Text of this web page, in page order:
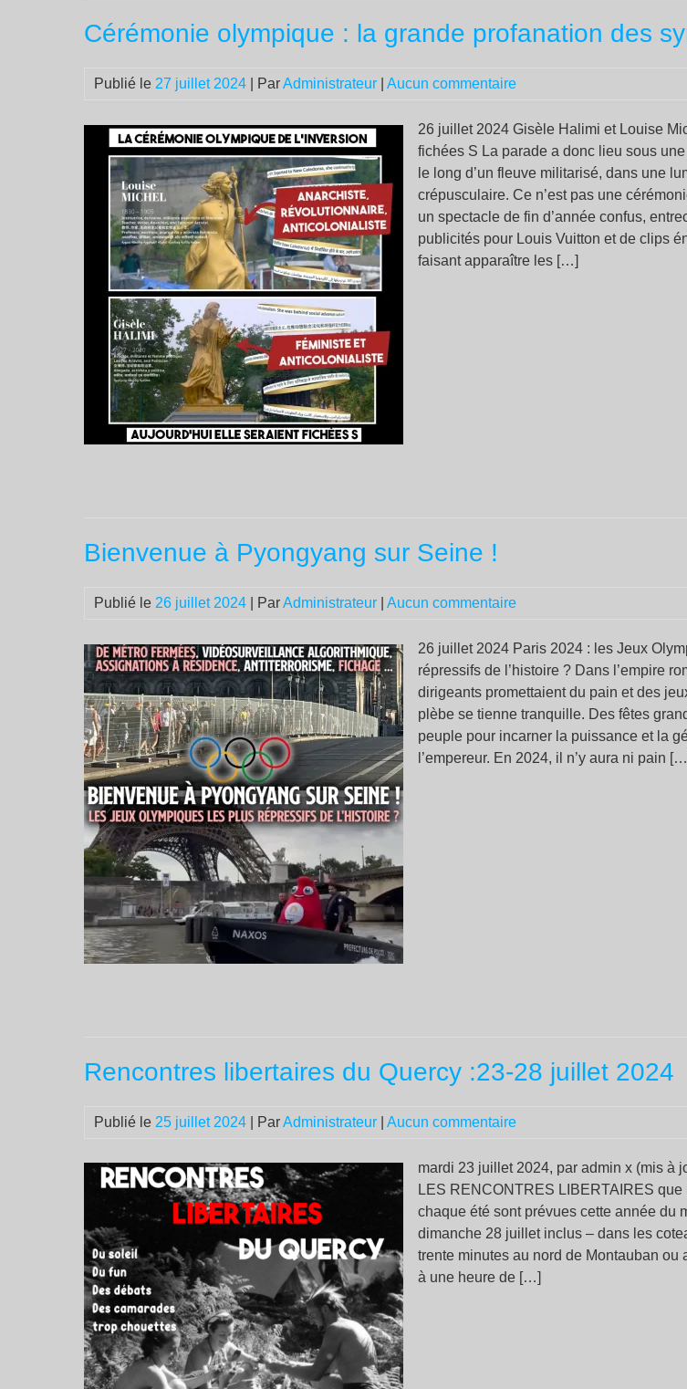
Cérémonie olympique : la grande profanation des
Publié le 27 juillet 2024 | ParAdministrateur Aucun commentaire
26 juillet 2024 Gisèle Halimi et Louise
fichées S La parade a donc lieu sous
le long d’un fleuve militarisé, dans une
crépusculaire. Ce n’est pas une
un spectacle de fin d’année confus,
publicités pour Louis Vuitton et de clips
faisant apparaître les […]
Bienvenue à Pyongyang sur Seine !
Publié le 26 juillet 2024 | ParAdministrateur Aucun commentaire
26 juillet 2024 Paris 2024 : les Jeux
répressifs de l’histoire ? Dans l’empire
dirigeants promettaient du pain et des
plèbe se tienne tranquille. Des fêtes
peuple pour incarner la puissance et la
l’empereur. En 2024, il n’y aura ni pain
Rencontres libertaires du Quercy :23-28 juillet 2024
Publié le 25 juillet 2024 | ParAdministrateur Aucun commentaire
mardi 23 juillet 2024, par admin x (mis à
LES RENCONTRES LIBERTAIRES que
chaque été sont prévues cette année du
dimanche 28 juillet inclus – dans les
trente minutes au nord de Montauban ou
à une heure de […]